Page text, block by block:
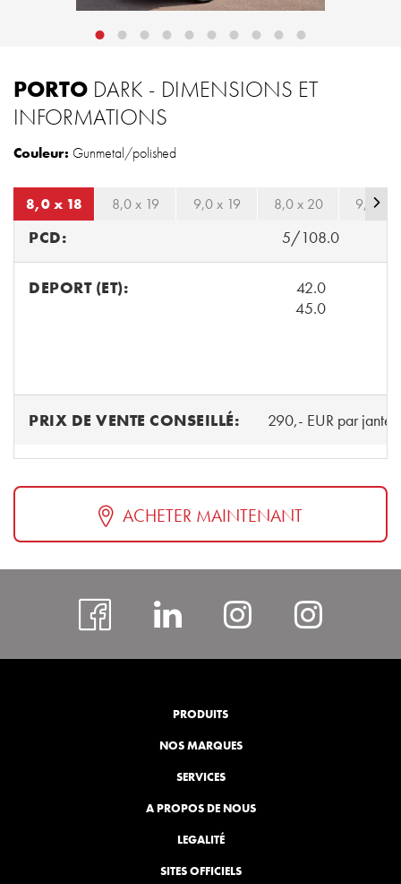
PORTO DARK - DIMENSIONS ET
INFORMATIONS
Couleur: Gunmetal/polished
8,0 x 18 8,0 x 19 9,0 x 19 8,0 x 20 9,0 x
PCD: 5/108.0
DEPORT (ET):
42.0
45.0
PRIX DE VENTE CONSEILLÉ: 290,- EUR par jante
ACHETER MAINTENANT
facebook
# Instagram
PRODUITS
NOS MARQUES
SERVICES
A PROPOS DE NOUS
LEGALITÉ
SITES OFFICIELS